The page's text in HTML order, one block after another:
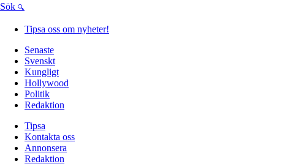
Sök
Tipsa oss om nyheter!
Senaste
Svenskt
Kungligt
Hollywood
Politik
Redaktion
Tipsa
Kontakta oss
Annonsera
Redaktion